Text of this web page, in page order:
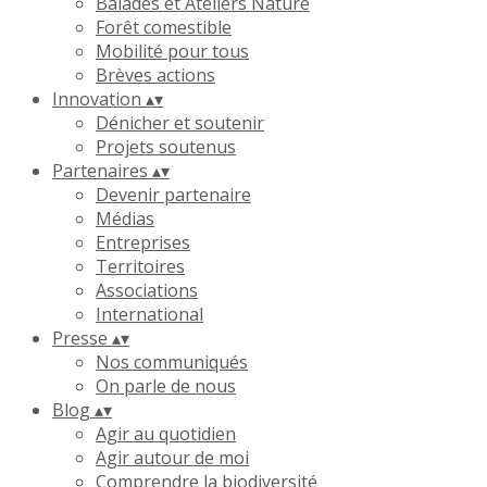
Forêt comestible
Mobilité pour tous
Brèves actions
Innovation ▴▾
Dénicher et soutenir
Projets soutenus
Partenaires ▴▾
Devenir partenaire
Médias
Entreprises
Territoires
Associations
International
Presse ▴▾
Nos communiqués
On parle de nous
Blog▴▾
Agir au quotidien
Agir autour de moi
Comprendre la biodiversité